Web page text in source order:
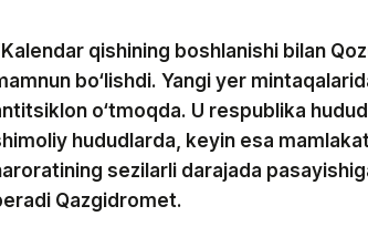
qishining boshlanishi bilan
bo‘lishdi. Yangi yer
o‘tmoqda. U respublika
hududlarda, keyin esa
sezilarli darajada
Qazgidromet.